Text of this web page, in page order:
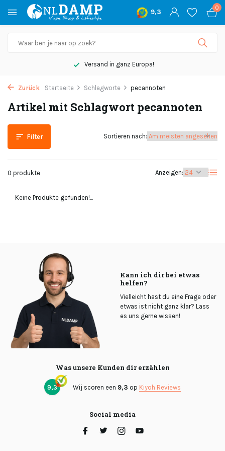
9,3
0
Versand in ganz Europa!
Zurück Startseite Schlagworte pecannoten
Artikel mit Schlagwort pecannoten
Filter
0 produkte Anzeigen:
Sortieren nach:
Keine Produkte gefunden!...
Kann ich dir bei etwas
helfen?
Vielleicht hast du eine Frage oder
etwas ist nicht ganz klar? Lass
es uns gerne wissen!
Was unsere Kunden dir erzählen
9,3 Wij scoren een 9,3 op Kiyoh Reviews
Social media